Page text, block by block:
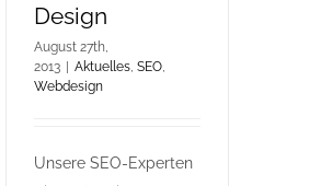
Design
August 27th,
2013
Aktuelles, SEO,
Webdesign
Unsere SEO-Experten